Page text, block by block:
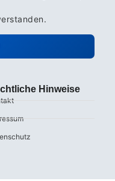
Hinweise